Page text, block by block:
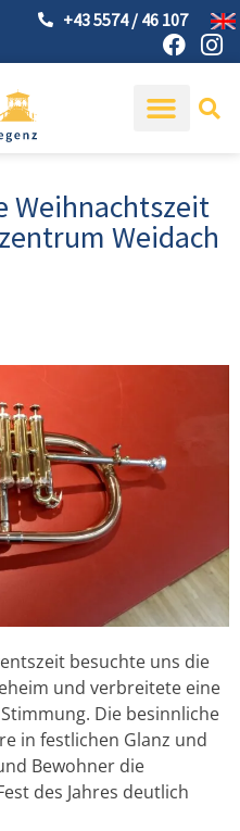
+43 5574 / 46 107
Weihnachtszeit
Weidach
besuchte uns die
und verbreitete eine
Die besinnliche
in festlichen Glanz und
Bewohner die
des Jahres deutlich